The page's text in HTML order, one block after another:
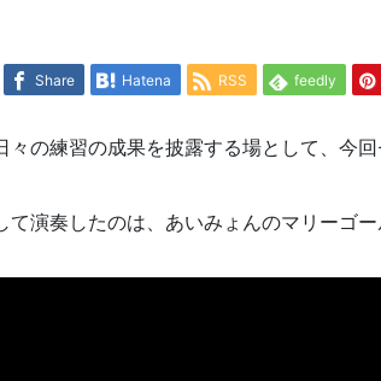
Share Hatena RSS feedly
々の練習の成果を披露する場として、今
て演奏したのは、あいみょんのマリーゴ